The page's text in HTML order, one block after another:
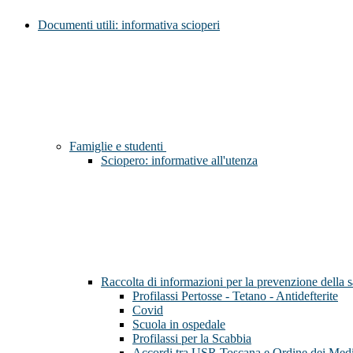
Documenti utili: informativa scioperi
Famiglie e studenti
Sciopero: informative all'utenza
Raccolta di informazioni per la prevenzione della
Profilassi Pertosse - Tetano - Antidefterite
Covid
Scuola in ospedale
Profilassi per la Scabbia